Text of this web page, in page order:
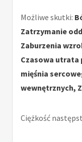
Możliwe skutki:
Zatrzymanie
Zaburzenia
Czasowa
mięśnia
wewnętrznych,
Ciężkość